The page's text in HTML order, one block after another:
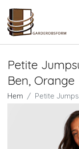
Petite
Ben, Orange
Hem Petite